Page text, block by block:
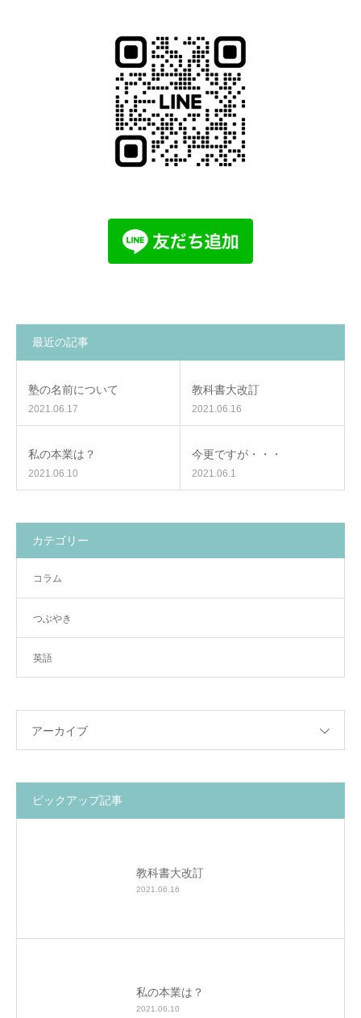
最近の記事
塾の名前について
2021.06.17
教科書大改訂
2021.06.16
私の本業は？
2021.06.10
今更ですが・・・
2021.06.1
カテゴリー
コラム
つぶやき
英語
アーカイブ
ピックアップ記事
教科書大改訂
2021.06.16
私の本業は？
2021.06.10